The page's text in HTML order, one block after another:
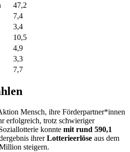
47,2
7,4
3,4
10,5
4,9
3,3
7,7
Mensch, ihre Förderpartner*innen
erfolgreich, trotz schwieriger
konnte mit rund 590,1
ihrerLotterieerlöse aus dem
steigern.